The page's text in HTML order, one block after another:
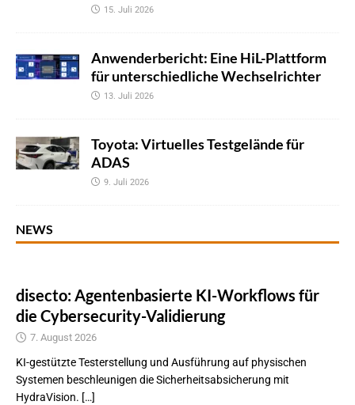
15. Juli 2026
Anwenderbericht: Eine HiL-Plattform
für unterschiedliche Wechselrichter
13. Juli 2026
Toyota: Virtuelles Testgelände für
ADAS
9. Juli 2026
NEWS
disecto: Agentenbasierte KI-Workflows für
die Cybersecurity-Validierung
7. August 2026
KI-gestützte Testerstellung und Ausführung auf physischen
Systemen beschleunigen die Sicherheitsabsicherung mit
HydraVision. […]